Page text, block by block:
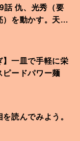
話 仇、光秀（要
を動かす。天下
】一皿で手軽に栄
ピードパワー麺
読んでみよう。